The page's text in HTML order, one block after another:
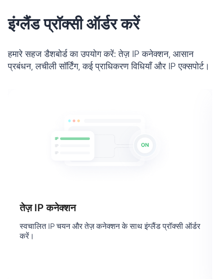
इंग्लैंड प्रॉक्सी ऑर्डर करें
हमारे सहज डैशबोर्ड का उपयोग करें: तेज़ IP कनेक्शन, आसान
प्रबंधन, लचीली सॉर्टिंग, कई प्राधिकरण विधियाँ और IP एक्सपोर्ट।
तेज़ IP कनेक्शन
स्वचालित IP चयन और तेज़ कनेक्शन के साथ इंग्लैंड प्रॉक्सी ऑर्डर
करें।